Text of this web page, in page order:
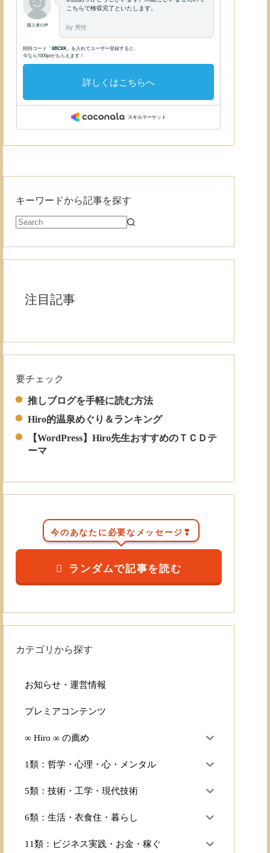
キーワードから記事を探す
注目記事
要チェック
推しブログを手軽に読む方法
Hiro的温泉めぐり＆ランキング
【WordPress】Hiro先生おすすめのＴＣＤテ
ーマ
今のあなたに必要なメッセージ❣
ランダムで記事を読む
カテゴリから探す
お知らせ・運営情報
プレミアコンテンツ
∞ Hiro ∞ の薦め
1類：哲学・心理・心・メンタル
5類：技術・工学・現代技術
6類：生活・衣食住・暮らし
11類：ビジネス実践・お金・稼ぐ